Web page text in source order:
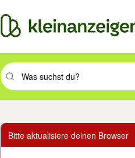
Suchbegriff eingeben.
Bitte aktualisiere deinen Browser